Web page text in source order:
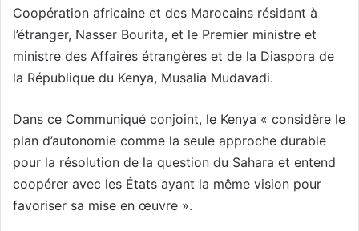
Coopération africaine et des Marocains résidant à
l’étranger, Nasser Bourita, et le Premier ministre et
ministre des Affaires étrangères et de la Diaspora de
la République du Kenya, Musalia Mudavadi.
Dans ce Communiqué conjoint, le Kenya « considère le
plan d’autonomie comme la seule approche durable
pour la résolution de la question du Sahara et entend
coopérer avec les États ayant la même vision pour
favoriser sa mise en œuvre ».